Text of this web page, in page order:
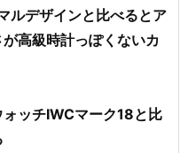
ルデザインと比べるとア
高級時計っぽくないカ
ッチIWCマーク18と比